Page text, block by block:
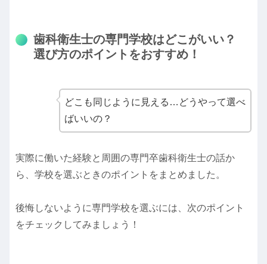
歯科衛生士の専門学校はどこがいい？
選び方のポイントをおすすめ！
どこも同じように見える…どうやって選べ
ばいいの？
実際に働いた経験と周囲の専門卒歯科衛生士の話か
ら、学校を選ぶときのポイントをまとめました。
後悔しないように専門学校を選ぶには、次のポイント
をチェックしてみましょう！